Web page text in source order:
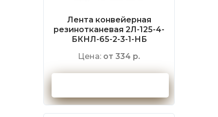
Лента конвейерная
резинотканевая 2Л-125-4-
БКНЛ-65-2-3-1-НБ
Цена: от 334 р.